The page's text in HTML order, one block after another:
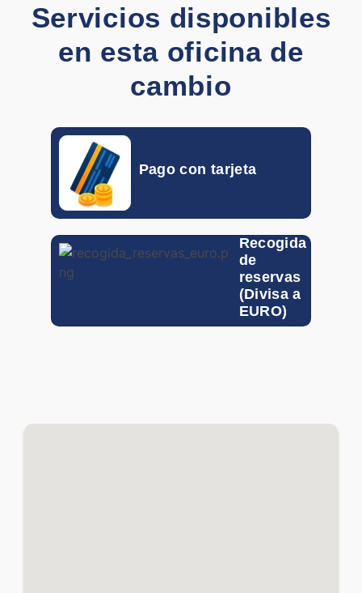
DOP
DKK
EGP
HKD
HUF
Servicios disponibles
en esta oficina de
cambio
Pago con tarjeta
Recogida
de
reservas
(Divisa a
EURO)